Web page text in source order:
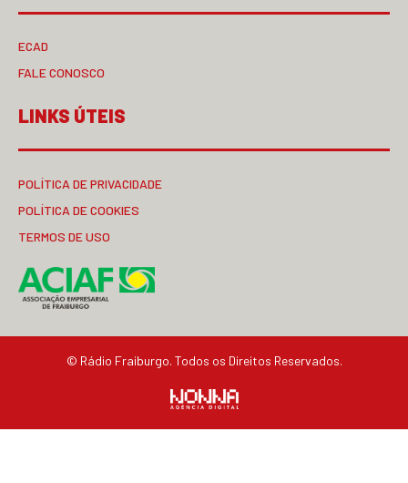
ECAD
FALE CONOSCO
LINKS ÚTEIS
POLÍTICA DE PRIVACIDADE
POLÍTICA DE COOKIES
TERMOS DE USO
© Rádio Fraiburgo. Todos os Direitos Reservados.